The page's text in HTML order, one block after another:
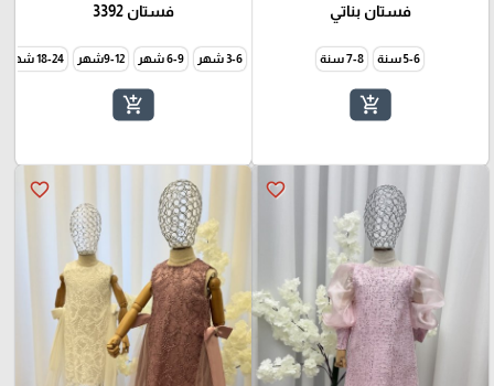
فستان بناتي
5-6 سنة 7-8 سنة
add_shopping_cart
فستان 3392
3-6 شهر 6-9 شهر 9-12شهر 18-24 شهر
add_shopping_cart
favorite_border
favorite_border